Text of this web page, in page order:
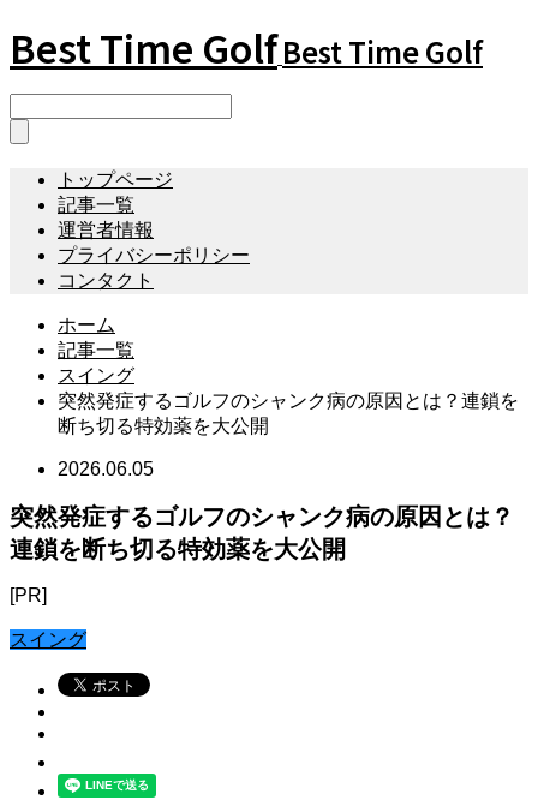
Best Time GolfBest Time Golf
トップページ
記事一覧
運営者情報
プライバシーポリシー
コンタクト
ホーム
記事一覧
スイング
突然発症するゴルフのシャンク病の原因とは？連鎖を
断ち切る特効薬を大公開
2026.06.05
突然発症するゴルフのシャンク病の原因とは？
連鎖を断ち切る特効薬を大公開
[PR]
スイング